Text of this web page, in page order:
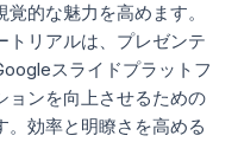
的な魅力を高めます。
トリアルは、プレゼンテ
スライドプラットフ
ョンを向上させるための
。効率と明瞭さを高める